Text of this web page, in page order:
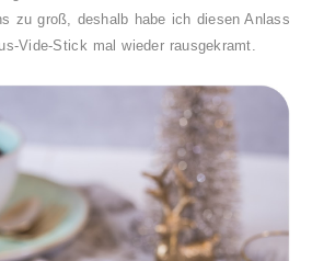
zu groß, deshalb habe ich diesen Anlass
Vide-Stick mal wieder rausgekramt.